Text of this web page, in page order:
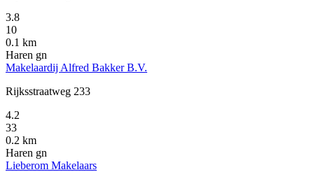
3.8
10
0.1 km
Haren gn
Makelaardij Alfred Bakker B.V.
Rijksstraatweg 233
4.2
33
0.2 km
Haren gn
Lieberom Makelaars